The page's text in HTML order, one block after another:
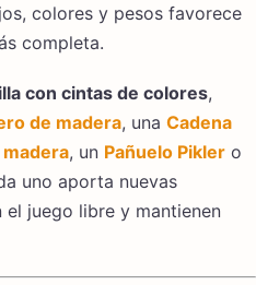
colores y pesos favorece
completa.
con cintas de colores,
de madera, una Cadena
madera, un Pañuelo Pikler o
uno aporta nuevas
el juego libre y mantienen